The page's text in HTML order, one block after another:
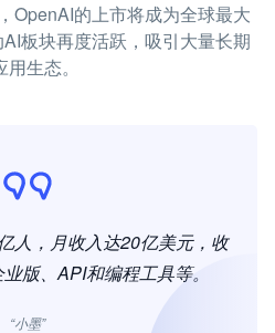
OpenAI的上市将成为全球最大
板块再度活跃，吸引大量长期
生态。
人，月收入达20亿美元，收
版、API和编程工具等。
“小墨”